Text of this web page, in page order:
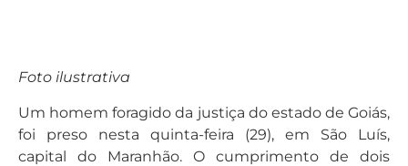
Foto ilustrativa
Um homem foragido da justiça do estado de Goiás,
foi preso nesta quinta-feira (29), em São Luís,
capital do Maranhão. O cumprimento de dois